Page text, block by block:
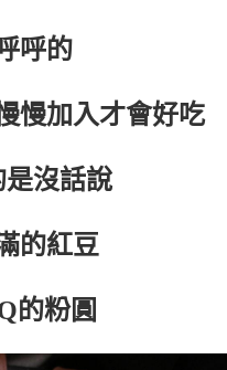
呼的
慢加入才會好吃
沒話說
的紅豆
的粉圓